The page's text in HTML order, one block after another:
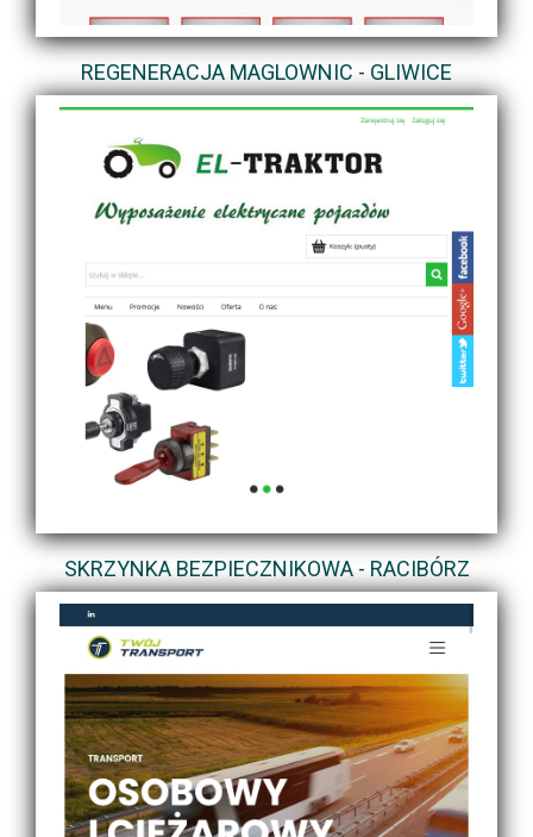
REGENERACJA MAGLOWNIC - GLIWICE
SKRZYNKA BEZPIECZNIKOWA - RACIBÓRZ